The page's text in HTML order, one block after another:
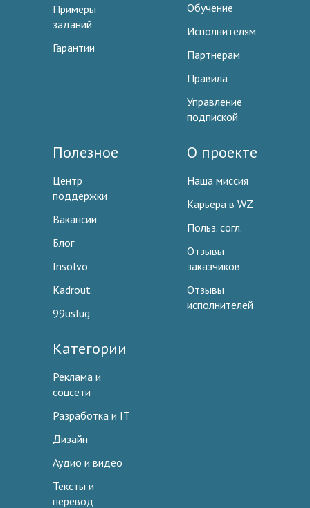
Примеры
заданий
Гарантии
Обучение
Исполнителям
Партнерам
Правила
Управление
подпиской
Полезное
Центр
поддержки
Вакансии
Блог
Insolvo
Kadrout
99uslug
О проекте
Наша миссия
Карьера в WZ
Польз. согл.
Отзывы
заказчиков
Отзывы
исполнителей
Категории
Реклама и
соцсети
Разработка и IT
Дизайн
Аудио и видео
Тексты и
перевод